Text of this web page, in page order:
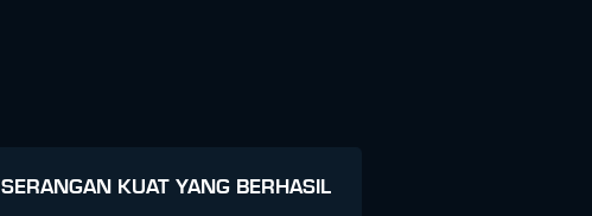
SERANGAN KUAT YANG BERHASIL